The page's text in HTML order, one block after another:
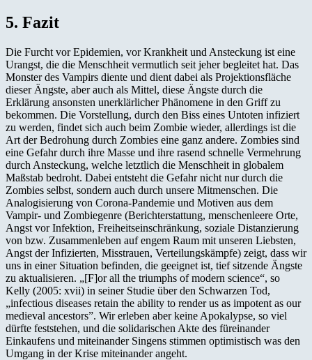
5. Fazit
Die Furcht vor Epidemien, vor Krankheit und Ansteckung ist eine
Urangst, die die Menschheit vermutlich seit jeher begleitet hat. Das
Monster des Vampirs diente und dient dabei als Projektionsfläche
dieser Ängste, aber auch als Mittel, diese Ängste durch die
Erklärung ansonsten unerklärlicher Phänomene in den Griff zu
bekommen. Die Vorstellung, durch den Biss eines Untoten infiziert
zu werden, findet sich auch beim Zombie wieder, allerdings ist die
Art der Bedrohung durch Zombies eine ganz andere. Zombies sind
eine Gefahr durch ihre Masse und ihre rasend schnelle Vermehrung
durch Ansteckung, welche letztlich die Menschheit in globalem
Maßstab bedroht. Dabei entsteht die Gefahr nicht nur durch die
Zombies selbst, sondern auch durch unsere Mitmenschen. Die
Analogisierung von Corona-Pandemie und Motiven aus dem
Vampir- und Zombiegenre (Berichterstattung, menschenleere Orte,
Angst vor Infektion, Freiheitseinschränkung, soziale Distanzierung
von bzw. Zusammenleben auf engem Raum mit unseren Liebsten,
Angst der Infizierten, Misstrauen, Verteilungskämpfe) zeigt, dass wir
uns in einer Situation befinden, die geeignet ist, tief sitzende Ängste
zu aktualisieren. „[F]or all the triumphs of modern science“, so
Kelly (2005: xvii) in seiner Studie über den Schwarzen Tod,
„infectious diseases retain the ability to render us as impotent as our
medieval ancestors”. Wir erleben aber keine Apokalypse, so viel
dürfte feststehen, und die solidarischen Akte des füreinander
Einkaufens und miteinander Singens stimmen optimistisch was den
Umgang in der Krise miteinander angeht.